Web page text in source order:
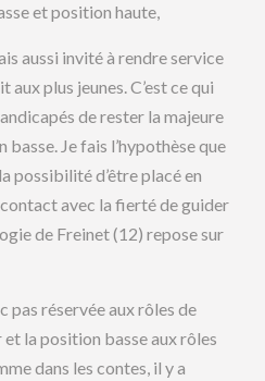
et position haute,
aussi invité à rendre service
aux plus jeunes. C’est ce qui
de rester la majeure
Je fais l’hypothèse que
possibilité d’être placé en
avec la fierté de guider
de Freinet (12) repose sur
pas réservée aux rôles de
et la position basse aux rôles
dans les contes, il y a